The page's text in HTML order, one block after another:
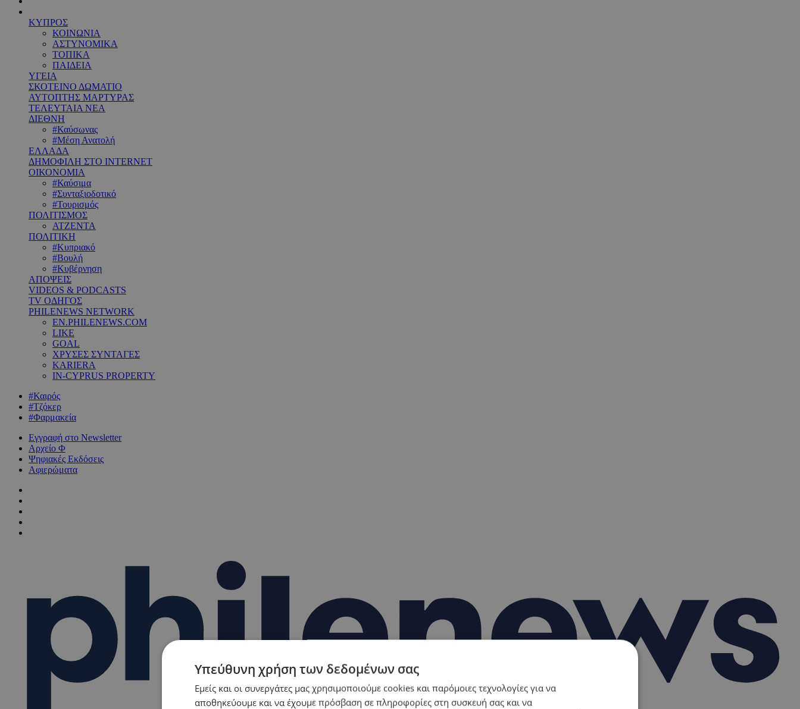
ΚΥΠΡΟΣ
ΚΟΙΝΩΝΙΑ
ΑΣΤΥΝΟΜΙΚΑ
ΤΟΠΙΚΑ
ΠΑΙΔΕΙΑ
ΥΓΕΙΑ
ΣΚΟΤΕΙΝΟ ΔΩΜΑΤΙΟ
ΑΥΤΟΠΤΗΣ ΜΑΡΤΥΡΑΣ
ΤΕΛΕΥΤΑΙΑ ΝΕΑ
ΔΙΕΘΝΗ
#Καύσωνας
#Μέση Ανατολή
ΕΛΛΑΔΑ
ΔΗΜΟΦΙΛΗ ΣΤΟ INTERNET
ΟΙΚΟΝΟΜΙΑ
#Καύσιμα
#Συνταξιοδοτικό
#Τουρισμός
ΠΟΛΙΤΙΣΜΟΣ
ΑΤΖΕΝΤΑ
ΠΟΛΙΤΙΚΗ
#Κυπριακό
#Βουλή
#Κυβέρνηση
ΑΠΟΨΕΙΣ
VIDEOS & PODCASTS
TV ΟΔΗΓΟΣ
PHILENEWS NETWORK
EN.PHILENEWS.COM
LIKE
GOAL
ΧΡΥΣΕΣ ΣΥΝΤΑΓΕΣ
KARIERA
IN-CYPRUS PROPERTY
#Καιρός
#Τζόκερ
#Φαρμακεία
Εγγραφή στο Newsletter
Αρχείο Φ
Ψηφιακές Εκδόσεις
Αφιερώματα
Υπεύθυνη χρήση των δεδομένων σας
Εμείς και οι συνεργάτες μας χρησιμοποιούμε cookies και παρόμοιες τεχνολογίες για να
αποθηκεύουμε και να έχουμε πρόσβαση σε πληροφορίες στη συσκευή σας και να